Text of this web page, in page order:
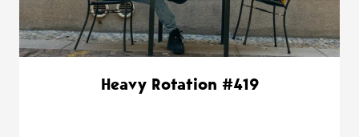
Heavy Rotation #419